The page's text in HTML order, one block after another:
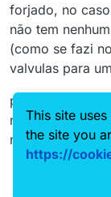
forjado, no
não tem
(como se fazi
valvulas para
ps. a fonte
muleque que
mas nunca
This site
the site you
https://